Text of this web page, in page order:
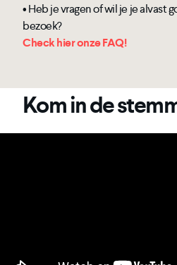
• Heb je vragen of wil je je alvast
bezoek?
Check hier onze FAQ!
Kom in de